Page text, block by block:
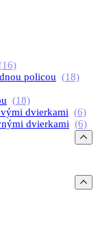
policou (18)
(18)
dvierkami (6)
dvierkami (6)